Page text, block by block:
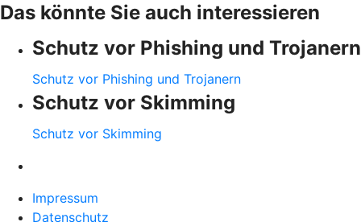
Das könnte Sie auch interessieren
Schutz vor Phishing und Trojanern
Schutz vor Phishing und Trojanern
Schutz vor Skimming
Schutz vor Skimming
Impressum
Datenschutz